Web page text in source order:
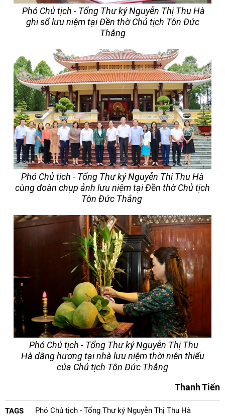
Phó Chủ tịch - Tổng Thư ký Nguyễn Thị Thu Hà
ghi sổ lưu niệm tại Đền thờ Chủ tịch Tôn Đức
Thắng
Phó Chủ tịch - Tổng Thư ký Nguyễn Thị Thu Hà
cùng đoàn chụp ảnh lưu niệm tại Đền thờ Chủ tịch
Tôn Đức Thắng
Phó Chủ tịch - Tổng Thư ký Nguyễn Thị Thu
Hà dâng hương tại nhà lưu niệm thời niên thiếu
của Chủ tịch Tôn Đức Thắng
Thanh Tiến
TAGS
Phó Chủ tịch - Tổng Thư ký Nguyễn Thị Thu Hà